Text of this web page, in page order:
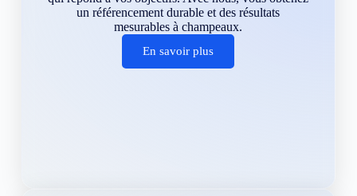
un référencement durable et des résultats
mesurables à champeaux.
En savoir plus